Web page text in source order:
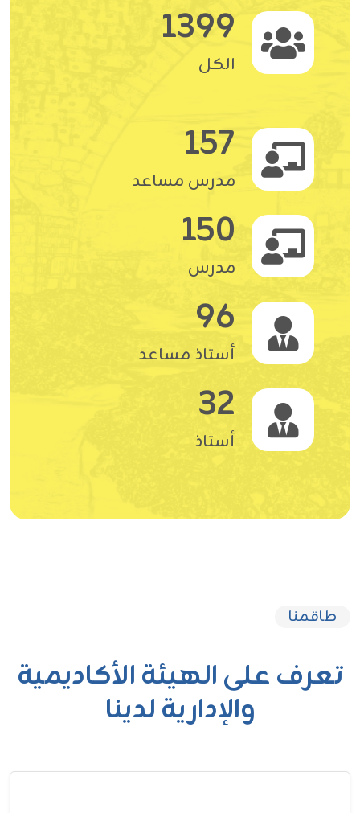
1399
الكل
157
مدرس مساعد
150
مدرس
96
أستاذ مساعد
32
أستاذ
طاقمنا
تعرف على الهيئة الأكاديمية
والإدارية لدينا